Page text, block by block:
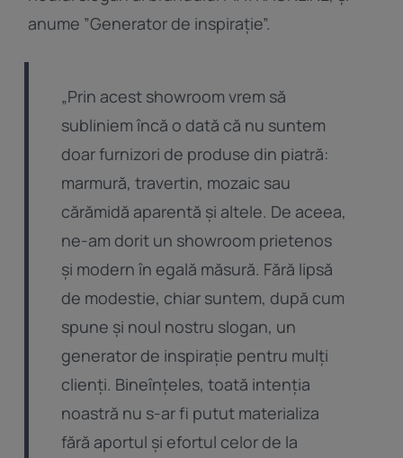
anume ”Generator de inspirație”.
„Prin acest showroom vrem să
subliniem încă o dată că nu suntem
doar furnizori de produse din piatră:
marmură, travertin, mozaic sau
cărămidă aparentă și altele. De aceea,
ne-am dorit un showroom prietenos
și modern în egală măsură. Fără lipsă
de modestie, chiar suntem, după cum
spune și noul nostru slogan, un
generator de inspirație pentru mulți
clienți. Bineînțeles, toată intenția
noastră nu s-ar fi putut materializa
fără aportul și efortul celor de la